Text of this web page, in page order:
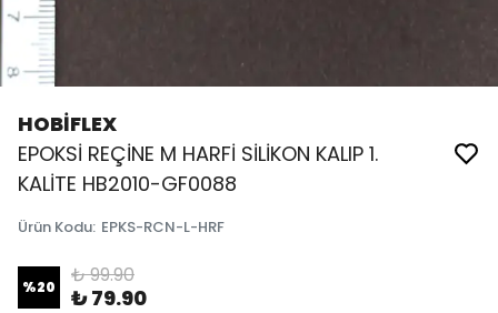
HOBİFLEX
EPOKSİ REÇİNE M HARFİ SİLİKON KALIP 1.
KALİTE HB2010-GF0088
Ürün Kodu: EPKS-RCN-L-HRF
%20 ₺ 99.90
₺ 79.90